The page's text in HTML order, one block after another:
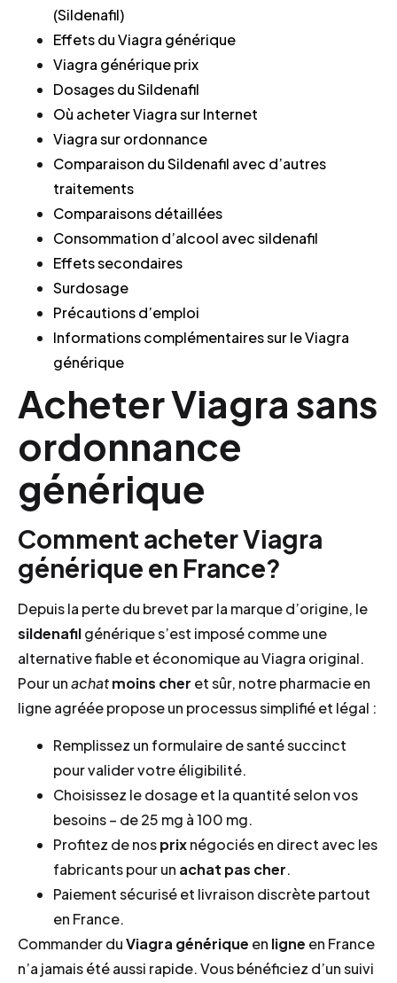
(Sildenafil)
Effets du Viagra générique
Viagra générique prix
Dosages du Sildenafil
Où acheter Viagra sur Internet
Viagra sur ordonnance
Comparaison du Sildenafil avec d’autres
traitements
Comparaisons détaillées
Consommation d’alcool avec sildenafil
Effets secondaires
Surdosage
Précautions d’emploi
Informations complémentaires sur le Viagra
générique
Acheter Viagra sans
ordonnance
générique
Comment acheter Viagra
générique en France?
Depuis la perte du brevet par la marque d’origine, le
sildenafilgénérique s’est imposé comme une
alternative fiable et économique au Viagra original.
Pour unachatmoins cher et sûr, notre pharmacie en
ligne agréée propose un processus simplifié et légal :
Remplissez un formulaire de santé succinct
pour valider votre éligibilité.
Choisissez le dosage et la quantité selon vos
besoins – de 25 mg à 100 mg.
Profitez de nosprixnégociés en direct avec les
fabricants pour un achat pas cher.
Paiement sécurisé et livraison discrète partout
en France.
Commander duViagra générique en ligne en France
n’a jamais été aussi rapide. Vous bénéficiez d’un suivi